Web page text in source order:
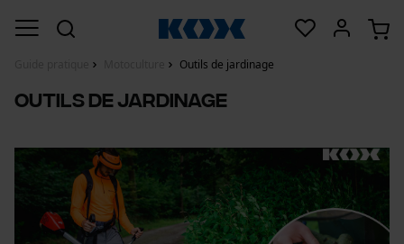
Outils de jardinage
Outils de jardinage